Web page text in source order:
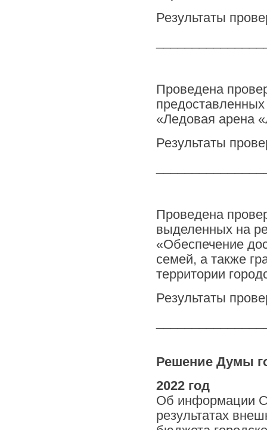
Результаты
Проведена
«Ледовая арена
Результаты
Проведена
выделенных на
«Обеспечение
семей, а также
территории
Результаты
Решение Думы
2022 год
Об информации
результатах